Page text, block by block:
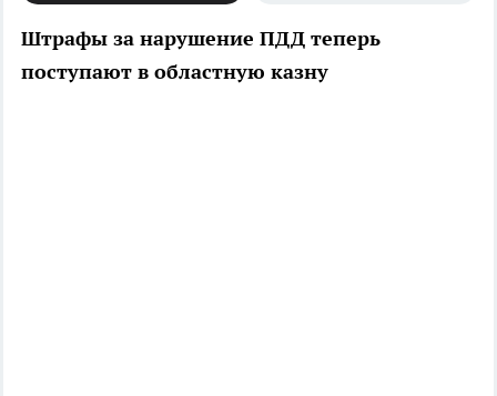
Штрафы за нарушение ПДД теперь
поступают в областную казну